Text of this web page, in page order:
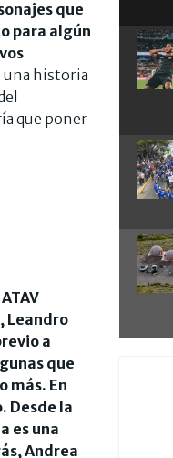
que
para algún
una historia
que poner
ATAV
Leandro
a
que
más. En
Desde la
es una
Andrea